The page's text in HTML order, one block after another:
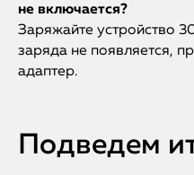
не включается?
Заряжайте устройство
заряда не появляется,
адаптер.
Подведем